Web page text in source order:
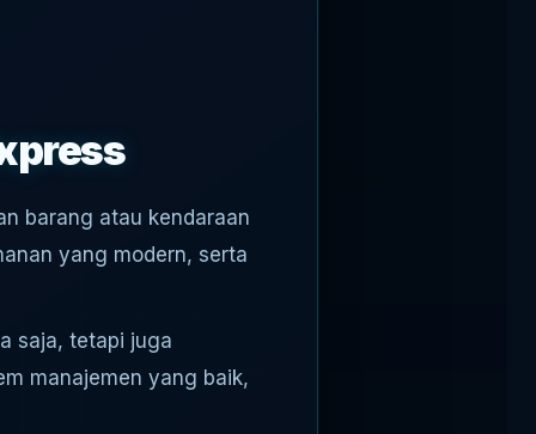
barang atau kendaraan
yang modern, serta
saja, tetapi juga
manajemen yang baik,